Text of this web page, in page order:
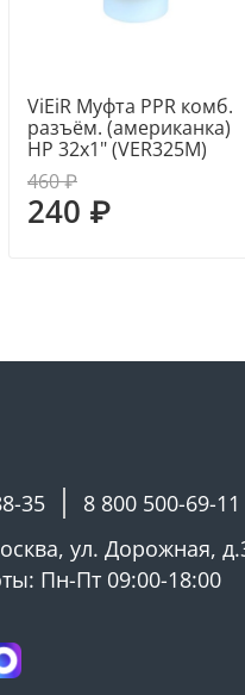
ViEiR Муфта PPR комб.
разъём. (американка)
НР 32х1" (VER325M)
460 ₽
240 ₽
35
8 800 500-69-11
ул. Дорожная,
Пн-Пт 09:00-18:00